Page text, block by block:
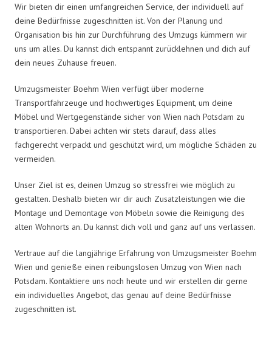
Wir bieten dir einen umfangreichen Service, der individuell auf
deine Bedürfnisse zugeschnitten ist. Von der Planung und
Organisation bis hin zur Durchführung des Umzugs kümmern wir
uns um alles. Du kannst dich entspannt zurücklehnen und dich auf
dein neues Zuhause freuen.
Umzugsmeister Boehm Wien verfügt über moderne
Transportfahrzeuge und hochwertiges Equipment, um deine
Möbel und Wertgegenstände sicher von Wien nach Potsdam zu
transportieren. Dabei achten wir stets darauf, dass alles
fachgerecht verpackt und geschützt wird, um mögliche Schäden zu
vermeiden.
Unser Ziel ist es, deinen Umzug so stressfrei wie möglich zu
gestalten. Deshalb bieten wir dir auch Zusatzleistungen wie die
Montage und Demontage von Möbeln sowie die Reinigung des
alten Wohnorts an. Du kannst dich voll und ganz auf uns verlassen.
Vertraue auf die langjährige Erfahrung von Umzugsmeister Boehm
Wien und genieße einen reibungslosen Umzug von Wien nach
Potsdam. Kontaktiere uns noch heute und wir erstellen dir gerne
ein individuelles Angebot, das genau auf deine Bedürfnisse
zugeschnitten ist.